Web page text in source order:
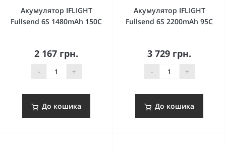
Акумулятор IFLIGHT
Fullsend 6S 1480mAh 150C
2 167 грн.
- +
До кошика
Акумулятор IFLIGHT
Fullsend 6S 2200mAh 95C
3 729 грн.
- +
До кошика